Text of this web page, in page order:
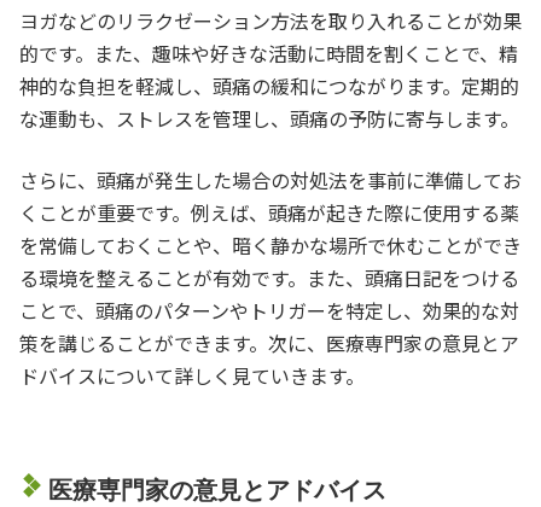
ヨガなどのリラクゼーション方法を取り入れることが効果
的です。また、趣味や好きな活動に時間を割くことで、精
神的な負担を軽減し、頭痛の緩和につながります。定期的
な運動も、ストレスを管理し、頭痛の予防に寄与します。
さらに、頭痛が発生した場合の対処法を事前に準備してお
くことが重要です。例えば、頭痛が起きた際に使用する薬
を常備しておくことや、暗く静かな場所で休むことができ
る環境を整えることが有効です。また、頭痛日記をつける
ことで、頭痛のパターンやトリガーを特定し、効果的な対
策を講じることができます。次に、医療専門家の意見とア
ドバイスについて詳しく見ていきます。
医療専門家の意見とアドバイス